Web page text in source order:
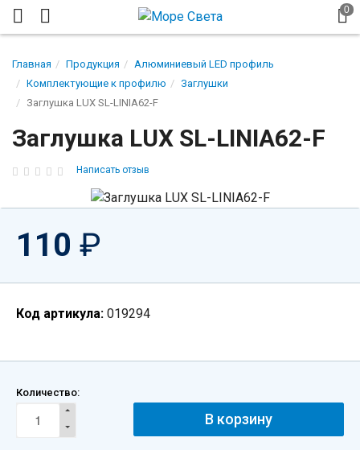
Главная Продукция
Алюминиевый LED профиль
Комплектующие к профилю
Заглушки
Заглушка LUX SL-LINIA62-F
Заглушка LUX SL-LINIA62-F
Написать отзыв
110 ₽
Код артикула: 019294
Количество:
В корзину